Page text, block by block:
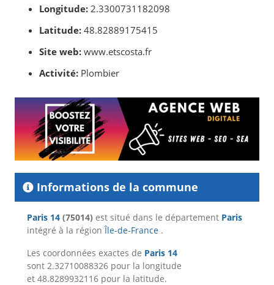
Longitude: 2.3300731182098
Latitude: 48.82889175415
Site web: www.etscosta.fr
Activité: Plombier
Informations de la commune
Paris 14 (75014) est situé dans le département Paris
intégré à la régionÎle-de-France .
Les coordonnées exactes de Paris 14
sont 2.32710088326 pour la longitude
et 48.8289932116 pour la latitude.